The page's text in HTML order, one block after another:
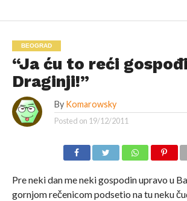
BEOGRAD
“Ja ću to reći gospođi
Draginji!”
By Komarowsky
Posted on 19/12/2011
Pre neki dan me neki gospodin upravo u
gornjom rečenicom podsetio na tu neku